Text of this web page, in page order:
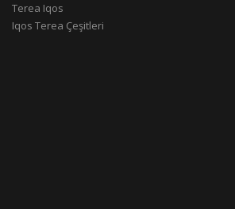
Terea Iqos
Iqos Terea Çeşitleri